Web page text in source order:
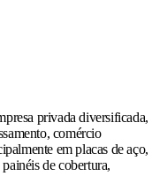
privada diversificada,
comércio
em placas de aço,
de cobertura,